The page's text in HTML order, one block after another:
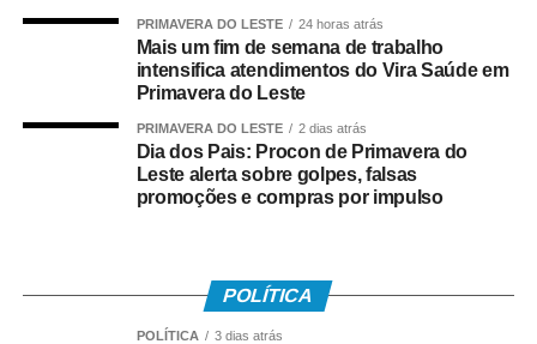
O atendimento também contemplou outras
especialidades. No CEMOC, foram realizadas 24
consultas de neurologia, além de consultas de
reumatologia, sendo 40 atendimentos na sexta-feira (7) e
outros 35 neste sábado (8).
ecocardiograma e 30 consultas de otorrinolaringologia.
PRIMAVERA DO LESTE 24 horas atrás
Mais um fim de semana de trabalho
intensifica atendimentos do Vira Saúde em
Primavera do Leste
PRIMAVERA DO LESTE 2 dias atrás
Dia dos Pais: Procon de Primavera do
Leste alerta sobre golpes, falsas
promoções e compras por impulso
POLÍTICA
POLÍTICA 3 dias atrás